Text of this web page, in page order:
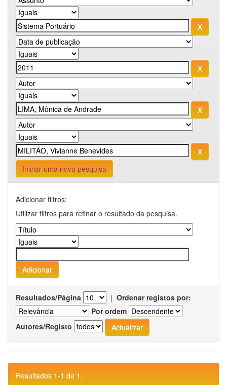
Iniciar uma nova pesquisa
Adicionar filtros:
Utilizar filtros para refinar o resultado da pesquisa.
Resultados/Página | Ordenar registos por:
Por ordem
Autores/Registo
Resultados 1-1 de 1.